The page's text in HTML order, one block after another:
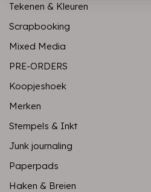
Tekenen & Kleuren
Scrapbooking
Mixed Media
PRE-ORDERS
Koopjeshoek
Merken
Stempels & Inkt
Junk journaling
Paperpads
Haken & Breien